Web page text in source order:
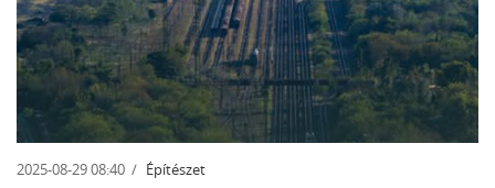
2025-08-29 08:40 Építészet